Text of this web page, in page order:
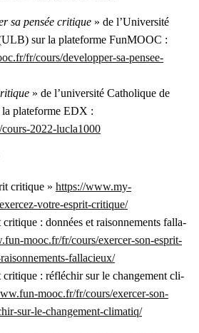
sa pen­sée cri­tique » de l’U­ni­ver­si­té
sur la pla­te­forme Fun­MOOC :
fr/cours/developper-sa-pensee-
» de l’u­ni­ver­si­té Catho­lique de
pla­te­forme EDX :
2022-lucla1000
cri­tique » https://www.my-
votre-esprit-critique/
cri­tique : don­nées et rai­son­ne­ments fal­la­
mooc.fr/fr/cours/exercer-son-esprit-
fallacieux/
cri­tique : réflé­chir sur le chan­ge­ment cli­
mooc.fr/fr/cours/exercer-son-
sur-le-changement-climatiq/